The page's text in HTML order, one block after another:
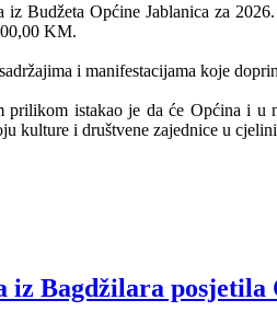
Budžeta Općine Jablanica za
KM.
i manifestacijama koje
istakao je da će Općina i u
kulture i društvene zajednice u
iz Bagdžilara posjetila